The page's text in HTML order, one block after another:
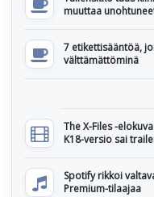
muuttaa
7 etikettisääntöä,
välttämättöminä
The X-Files -
K18-versio sai
Spotify rikkoi
Premium-tilaajaa